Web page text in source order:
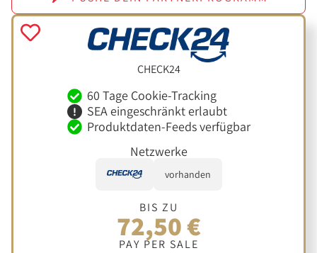
CHECK24
60 Tage Cookie-Tracking
SEA eingeschränkt erlaubt
Produktdaten-Feeds verfügbar
Netzwerke
vorhanden
BIS ZU
72,50 €
PAY PER SALE